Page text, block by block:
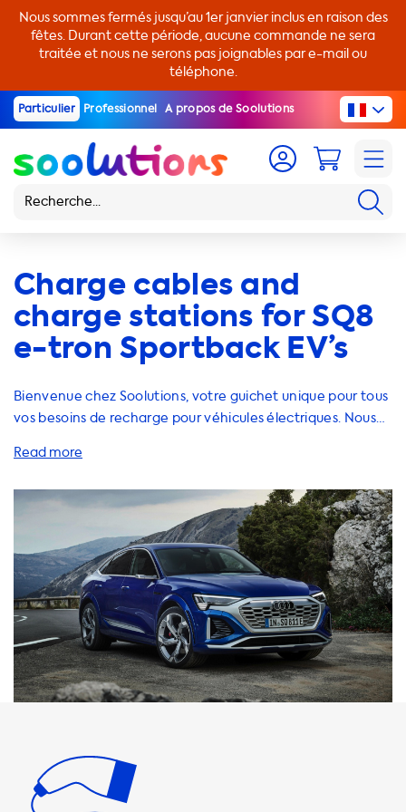
Nous sommes fermés jusqu’au 1er janvier inclus en raison des
fêtes. Durant cette période, aucune commande ne sera
traitée et nous ne serons pas joignables par e-mail ou
téléphone.
Particulier Professionnel A propos de Soolutions
Charge cables and
charge stations for SQ8
e-tron Sportback EV’s
Bienvenue chez Soolutions, votre guichet unique pour tous
vos besoins de recharge pour véhicules électriques. Nous
votre Audi SQ8 e-tron Sportback, y compris des stations de
adaptateurs et des accessoires. Il est important de noter
que la vitesse de charge maximale sur les stations de
recharge AC est de 22 kW. Votre voiture ne pourra jamais
se recharger plus rapidement que cela sur les stations de
recharge AC. Nous vous recommandons donc de choisir
des produits dont la vitesse de charge est égale à la
vitesse de charge maximale de votre véhicule. Il convient
également de noter que la recharge plus rapide n'est
possible qu'avec des véhicules dotés d'un chargeur
embarqué capable de charger plus rapidement. Chez
besoins de recharge. Nous proposons des stations de
recharge à domicile de qualité supérieure, des câbles de